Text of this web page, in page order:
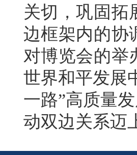
关切，巩固拓
边框架内的协
对博览会的举
世界和平发展
一路”高质量
动双边关系迈